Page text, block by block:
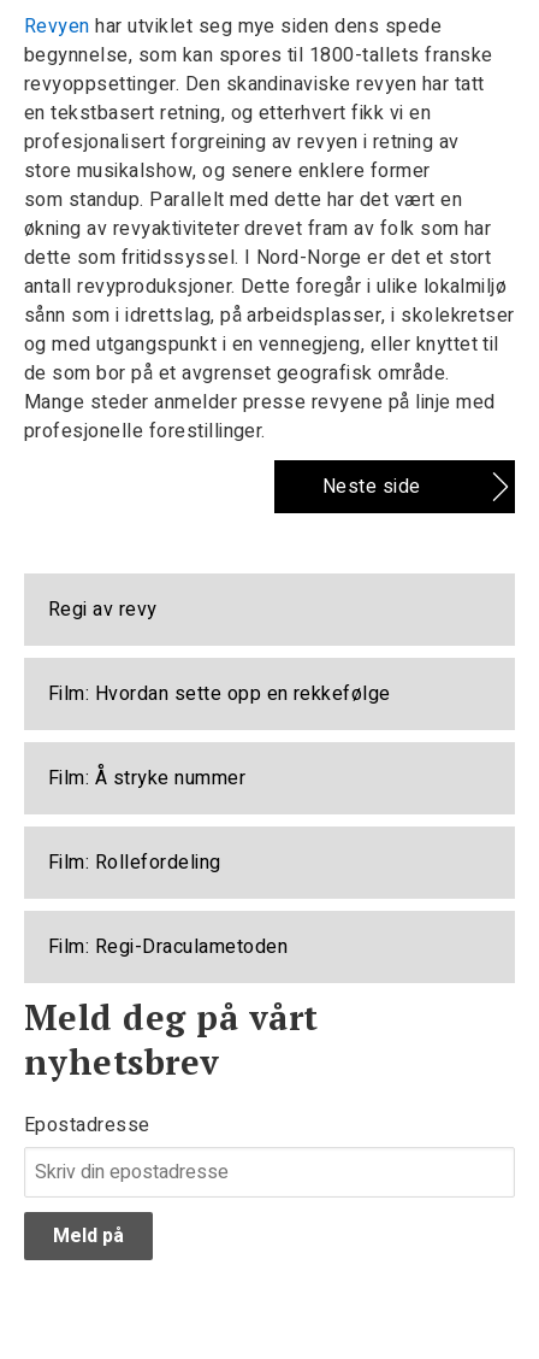
Revyen har utviklet seg mye siden dens spede
begynnelse, som kan spores til 1800-tallets franske
revyoppsettinger. Den skandinaviske revyen har tatt
en tekstbasert retning, og etterhvert fikk vi en
profesjonalisert forgreining av revyen i retning av
store musikalshow, og senere enklere former
som standup. Parallelt med dette har det vært en
økning av revyaktiviteter drevet fram av folk som har
dette som fritidssyssel. I Nord-Norge er det et stort
antall revyproduksjoner. Dette foregår i ulike lokalmiljø
sånn som i idrettslag, på arbeidsplasser, i skolekretser
og med utgangspunkt i en vennegjeng, eller knyttet til
de som bor på et avgrenset geografisk område.
Mange steder anmelder presse revyene på linje med
profesjonelle forestillinger.
Neste side
Regi av revy
Film: Hvordan sette opp en rekkefølge
Film: Å stryke nummer
Film: Rollefordeling
Film: Regi-Draculametoden
Meld deg på vårt
nyhetsbrev
Epostadresse